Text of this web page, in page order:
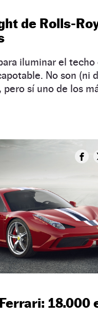
de Rolls-
iluminar el techo
No son (ni
pero sí uno de los
18.000